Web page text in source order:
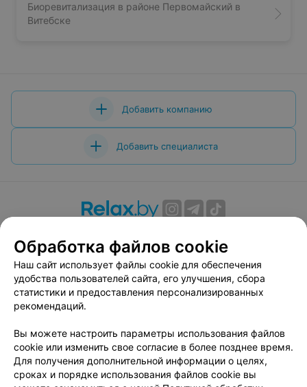
Биоревитализация в районе Первомайский в
Витебске
Добавить компанию
Добавить специалиста
Вакансии
Публичный договор
Способы оплаты
Публичный договор по использованию сервиса
«Афиша»
Пользовательское соглашение
Связаться по вопросам сотрудничества
Написать руководителю relax.by
Персональные настройки cookie
Обработка файлов cookie
Наш сайт использует файлы cookie для обеспечения
удобства пользователей сайта, его улучшения, сбора
статистики и предоставления персонализированных
рекомендаций.
Вы можете настроить параметры использования файлов
cookie или изменить свое согласие в более позднее время.
Для получения дополнительной информации о целях,
сроках и порядке использования файлов cookie вы